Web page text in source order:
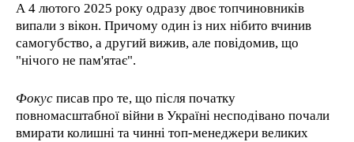
А 4 лютого 2025 року одразу двоє топчиновників
випали з вікон. Причому один із них нібито вчинив
самогубство, а другий вижив, але повідомив, що
"нічого не пам'ятає".
Фокус писав про те, що після початку
повномасштабної війни в Україні несподівано почали
вмирати колишні та чинні топ-менеджери великих